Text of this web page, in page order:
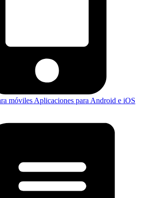
móviles Aplicaciones para Android e iOS